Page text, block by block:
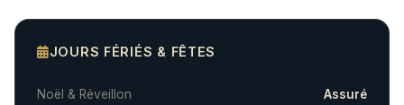
JOURS FÉRIÉS & FÊTES
Noël & Réveillon Assuré